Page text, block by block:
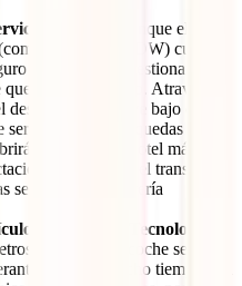
de grúa:
Aunque el
el LDW o CDW) cubre
de viaje debe gestionar tu
inmovilizado. Atravesar
desierto de
bajo el
ser peligroso si te quedas
tu traslado al hotel más
imprevista y el transporte
se soluciona la avería
(Equipaje y Tecnología):
de la ruta, tu coche se
Pasarás mucho tiempo con